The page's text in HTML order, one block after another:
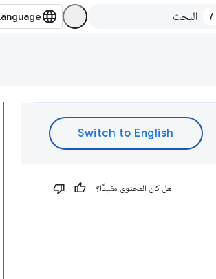
/
هل كان المحتوى مفيدًا؟